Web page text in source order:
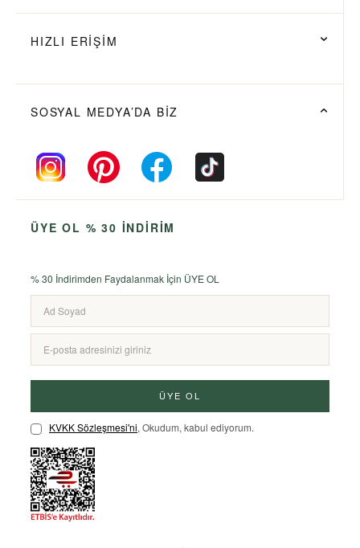
HIZLI ERİŞİM
SOSYAL MEDYA’DA BİZ
ÜYE OL % 30 İNDİRİM
% 30 İndirimden Faydalanmak İçin ÜYE OL
ÜYE OL
KVKK Sözleşmesi'ni, Okudum, kabul ediyorum.